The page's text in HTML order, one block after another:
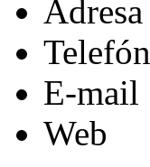
Adresa
Telefón
E-mail
Web